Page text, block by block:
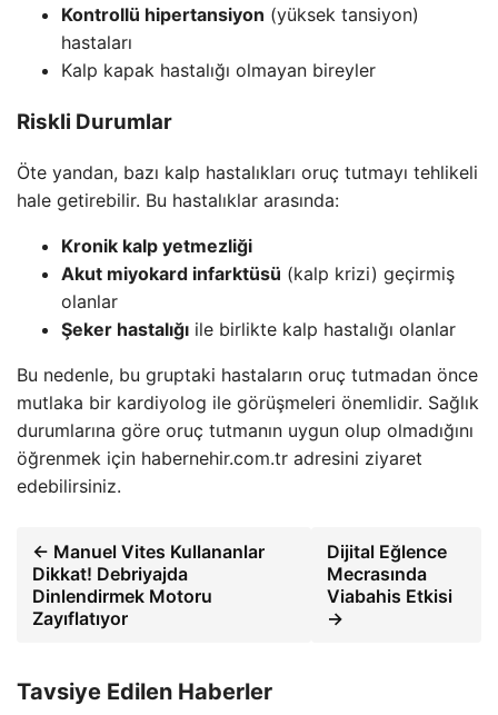
Kontrollü hipertansiyon (yüksek tansiyon)
hastaları
Kalp kapak hastalığı olmayan bireyler
Riskli Durumlar
Öte yandan, bazı kalp hastalıkları oruç tutmayı tehlikeli
hale getirebilir. Bu hastalıklar arasında:
Kronik kalp yetmezliği
Akut miyokard infarktüsü (kalp krizi) geçirmiş
olanlar
Şeker hastalığı ile birlikte kalp hastalığı olanlar
Bu nedenle, bu gruptaki hastaların oruç tutmadan önce
mutlaka bir kardiyolog ile görüşmeleri önemlidir. Sağlık
durumlarına göre oruç tutmanın uygun olup olmadığını
öğrenmek için habernehir.com.tr adresini ziyaret
edebilirsiniz.
← Manuel Vites Kullananlar
Dikkat! Debriyajda
Dinlendirmek Motoru
Zayıflatıyor
Dijital Eğlence
Mecrasında
Viabahis Etkisi
→
Tavsiye Edilen Haberler